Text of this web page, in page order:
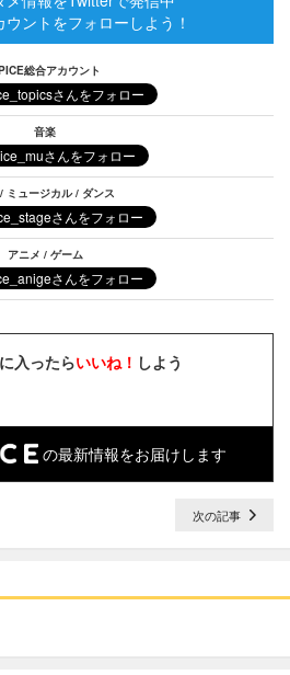
ントをフォローしよう！
総合アカウント
音楽
ミュージカル / ダンス
アニメ / ゲーム
入ったらいいね！ しよう
の最新情報をお届けします
次の記事